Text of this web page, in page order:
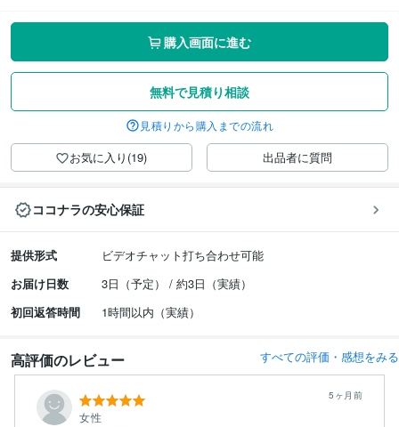
購入画面に進む
無料で見積り相談
見積りから購入までの流れ
お気に入り(19) 出品者に質問
ココナラの安心保証
提供形式
ビデオチャット打ち合わせ可能
お届け日数
3日（予定） / 約3日（実績）
初回返答時間
1時間以内（実績）
高評価のレビュー すべての評価・感想をみる
女性
5ヶ月前